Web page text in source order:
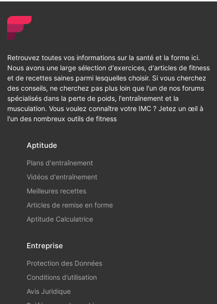
Retrouvez toutes vos informations sur la santé et la forme ici.
Nous avons une large sélection d'exercices, d'articles de fitness
et de recettes saines parmi lesquelles choisir. Si vous cherchez
des conseils, ne cherchez pas plus loin que l'un de nos forums
spécialisés dans la perte de poids, l'entraînement et la
musculation. Vous voulez connaître votre IMC ? Jetez un œil à
l'un des nombreux outils de fitness
Aptitude
Plans d'entraînement
Vidéos d'entraînement
Meilleures recettes
Articles de remise en forme
Aptitude Calculatrice
Entreprise
Protection des Données
Conditions d’utilisation
Avis Juridique